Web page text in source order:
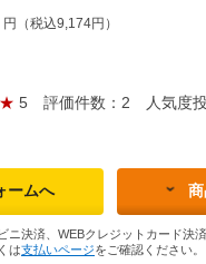
円（税込9,174円）
5 評価件数：2 人気度投
ームへ
ニ決済、WEBクレジットカード決
は支払いページをご確認ください。